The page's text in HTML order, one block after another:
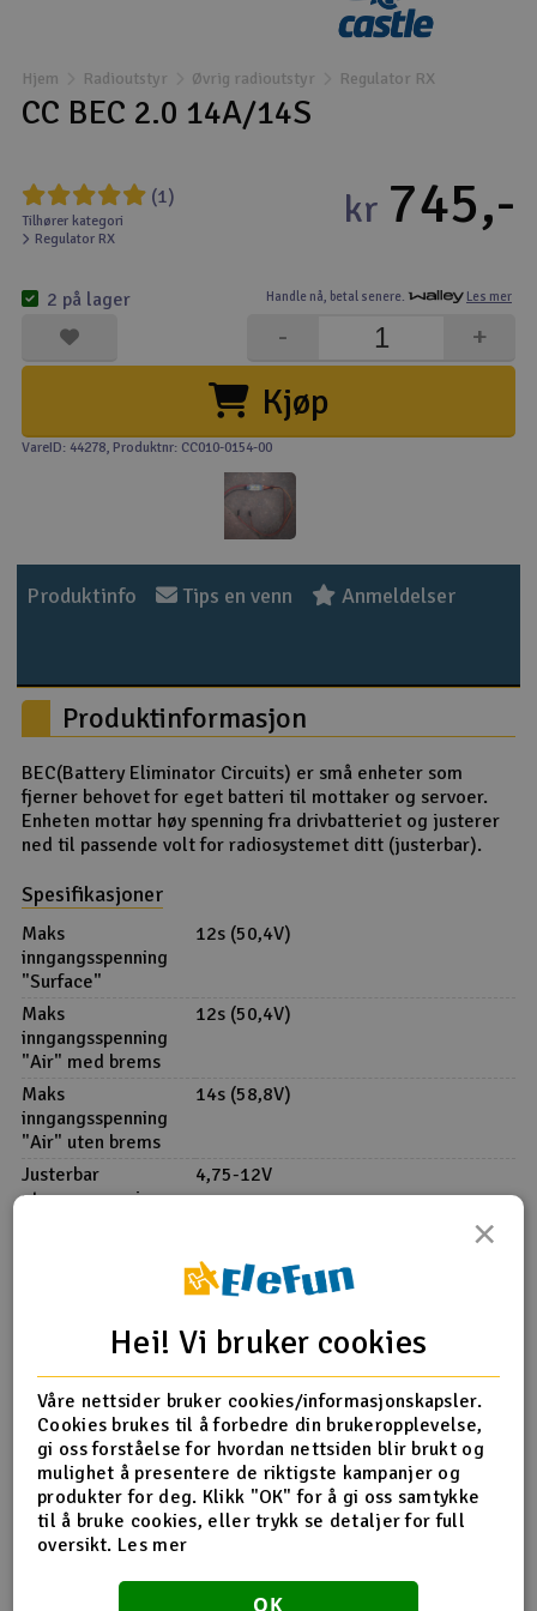
Droner
Fly
Helikopter
Kamerautstyr
Modellbygging, LEGO & byggesett
Modelljernbane
Motor & tilbehør
Outlet
Raketter
Smarthjem, lek & hobby
Solenergi
Sparkesykler & elkjøretøy
Verktøy, utstyr & tilbehør
Hjem Radioutstyr Øvrig radioutstyr Regulator RX
CC BEC 2.0 14A/14S
(1)
Tilhører kategori
Regulator RX
Handle nå, betal senere. Les mer
kr 745,-
Kjøp
+
-
2 på lager
VareID: 44278, Produktnr: CC010-0154-00
Produktinfo Tips en venn Anmeldelser
Produktinformasjon
BEC(Battery Eliminator Circuits) er små enheter som
fjerner behovet for eget batteri til mottaker og servoer.
Enheten mottar høy spenning fra drivbatteriet og justerer
ned til passende volt for radiosystemet ditt (justerbar).
Spesifikasjoner
Maks
inngangsspenning
"Surface"
12s (50,4V)
Maks
inngangsspenning
"Air" med brems
12s (50,4V)
Maks
inngangsspenning
"Air" uten brems
14s (58,8V)
Justerbar
utgangsspenning
4,75-12V
43mm
14mm
8mm
21g
Programmeres med Castle Link (selges separat).
Product details in english
CC BEC 2.0 Voltage Regulator
From the trusted manufacturer of BECs comes the next
in the USA1, Castle Creations? CC BEC 2.0 gives users
Mer info på Engelsk
×
Hei! Vi bruker cookies
Våre nettsider bruker cookies/informasjonskapsler.
Cookies brukes til å forbedre din brukeropplevelse,
gi oss forståelse for hvordan nettsiden blir brukt og
mulighet å presentere de riktigste kampanjer og
produkter for deg. Klikk "OK" for å gi oss samtykke
til å bruke cookies, eller trykk se detaljer for full
oversikt. Les mer
OK